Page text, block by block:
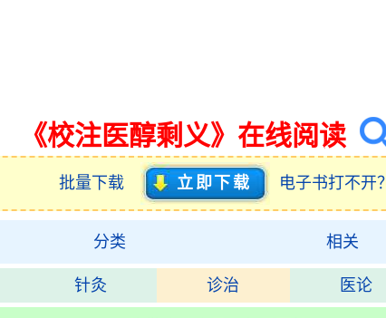
《校注医醇剩义》在线阅读
批量下载 立即下载 电子书打不开？
分类 相关
针灸 诊治 医论